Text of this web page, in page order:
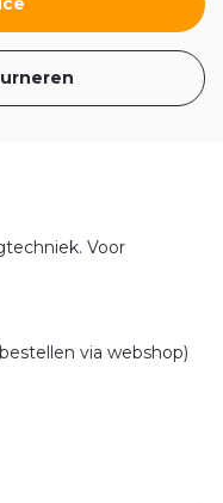
Voor
via webshop)